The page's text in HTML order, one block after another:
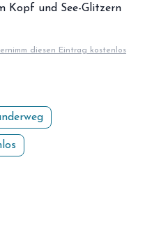
Kopf und See-Glitzern
diesen Eintrag kostenlos